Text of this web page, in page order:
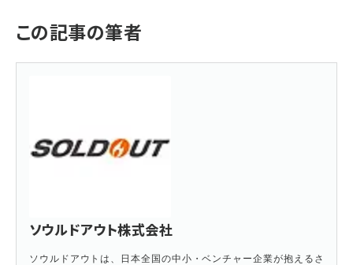
この記事の筆者
ソウルドアウト株式会社
ソウルドアウトは、日本全国の中小・ベンチャー企業が抱えるさ